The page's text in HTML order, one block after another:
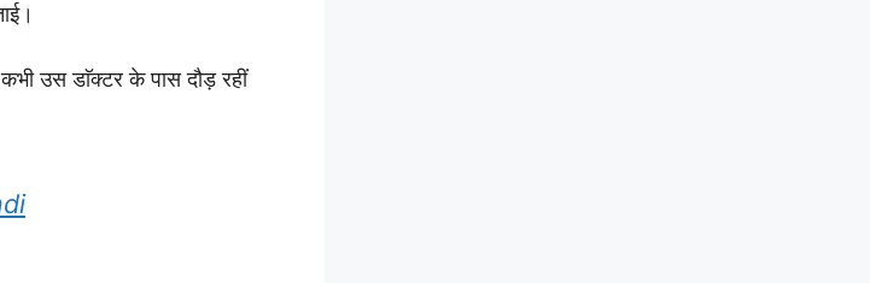
उस डाॅक्टर के पास दौड़ रहीं